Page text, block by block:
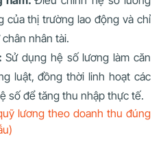
của thị trường lao động và chỉ
nhân tài.
Sử dụng hệ số lương làm căn
luật, đồng thời linh hoạt các
số để tăng thu nhập thực tế.
lương theo doanh thu đúng